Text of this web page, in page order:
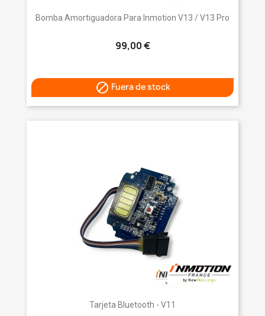
Bomba Amortiguadora Para Inmotion V13 / V13 Pro
99,00 €
 Fuera de stock
Tarjeta Bluetooth - V11